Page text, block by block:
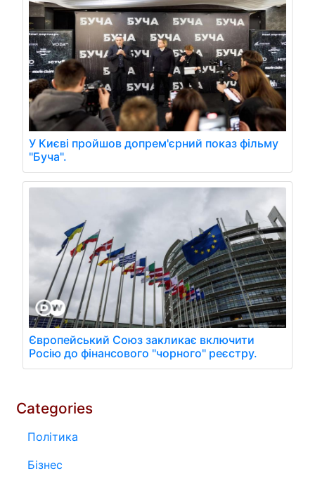
У Києві пройшов допрем'єрний показ фільму
"Буча".
Європейський Союз закликає включити
Росію до фінансового "чорного" реєстру.
Categories
Політика
Бізнес